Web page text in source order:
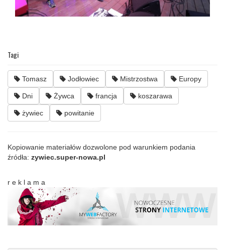
Tagi
Tomasz Jodłowiec Mistrzostwa Europy
Dni Żywca francja koszarawa
żywiec powitanie
Kopiowanie materiałów dozwolone pod warunkiem podania
źródła: zywiec.super-nowa.pl
r e k l a m a